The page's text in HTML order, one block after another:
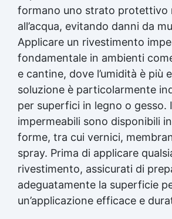
formano uno strato protettivo
all’acqua, evitando danni da
Applicare un rivestimento
fondamentale in ambienti
e cantine, dove l’umidità è più
soluzione è particolarmente
per superfici in legno o gesso.
impermeabili sono disponibili
forme, tra cui vernici,
spray. Prima di applicare
rivestimento, assicurati di
adeguatamente la superficie
un’applicazione efficace e